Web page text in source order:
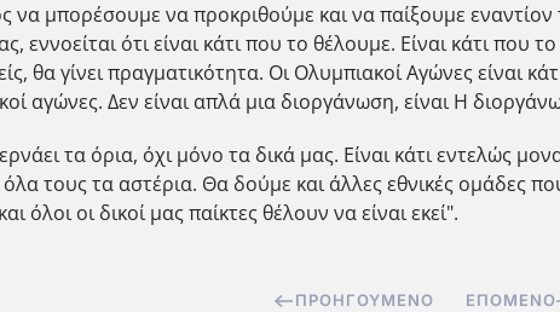
μπορέσουμε να προκριθούμε και να παίξουμε εναντίον
εννοείται ότι είναι κάτι που το θέλουμε. Είναι κάτι που
θα γίνει πραγματικότητα. Οι Ολυμπιακοί Αγώνες είναι
αγώνες. Δεν είναι απλά μια διοργάνωση, είναι Η
τα όρια, όχι μόνο τα δικά μας. Είναι κάτι εντελώς
τους τα αστέρια. Θα δούμε και άλλες εθνικές ομάδες
όλοι οι δικοί μας παίκτες θέλουν να είναι εκεί".
ΠΡΟΗΓΟΎΜΕΝΟ ΕΠΌΜΕΝΟ